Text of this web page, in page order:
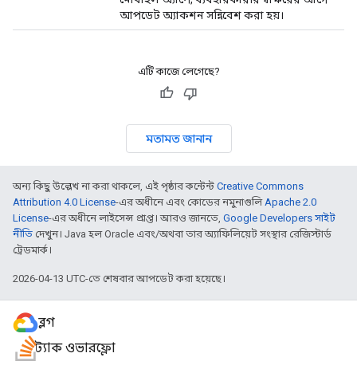
আপডেট অ্যাকশন সন্নিবেশ করা হয়।
এটি কাজে লেগেছে?
মতামত জানান
অন্য কিছু উল্লেখ না করা থাকলে, এই পৃষ্ঠার কন্টেন্ট Creative Commons
Attribution 4.0 License-এর অধীনে এবং কোডের নমুনাগুলিApache 2.0
License-এর অধীনে লাইসেন্স প্রাপ্ত। আরও জানতে, Google Developers সাইট
নীতি দেখুন। Java হল Oracle এবং/অথবা তার অ্যাফিলিয়েট সংস্থার রেজিস্টার্ড
ট্রেডমার্ক।
2026-04-13 UTC-তে শেষবার আপডেট করা হয়েছে।
ব্লগ
স্ট্যাক ওভারফ্লো